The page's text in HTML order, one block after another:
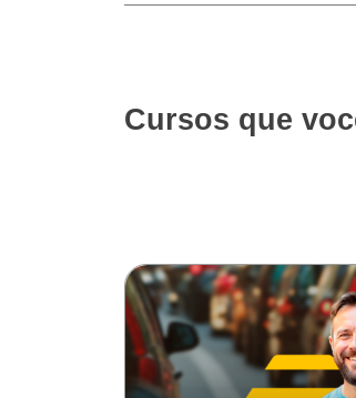
Cursos que